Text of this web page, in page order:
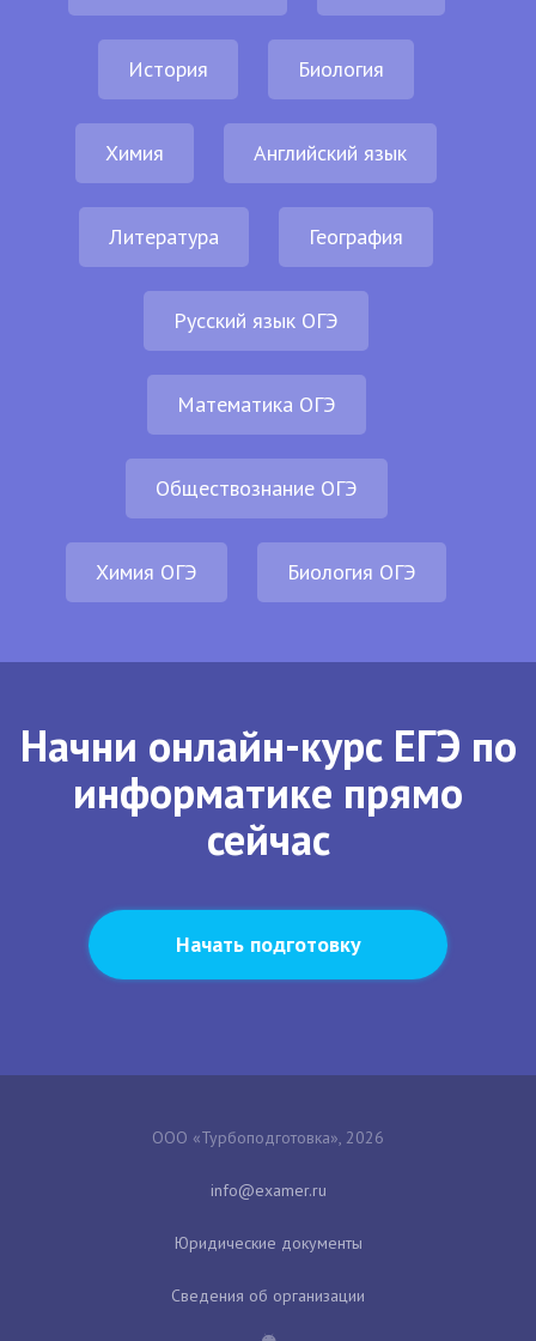
История Биология
Химия Английский язык
Литература География
Русский язык ОГЭ
Математика ОГЭ
Обществознание ОГЭ
Химия ОГЭ Биология ОГЭ
Начни онлайн-курс ЕГЭ по
информатике прямо
сейчас
Начать подготовку
ООО «Турбоподготовка», 2026
Юридические документы
Сведения об организации